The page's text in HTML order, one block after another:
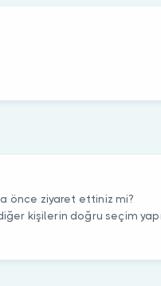
önce ziyaret ettiniz mi?
kişilerin doğru seçim